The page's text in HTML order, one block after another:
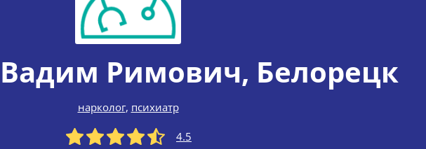
Вадим Римович, Белорецк
нарколог, психиатр
4.5